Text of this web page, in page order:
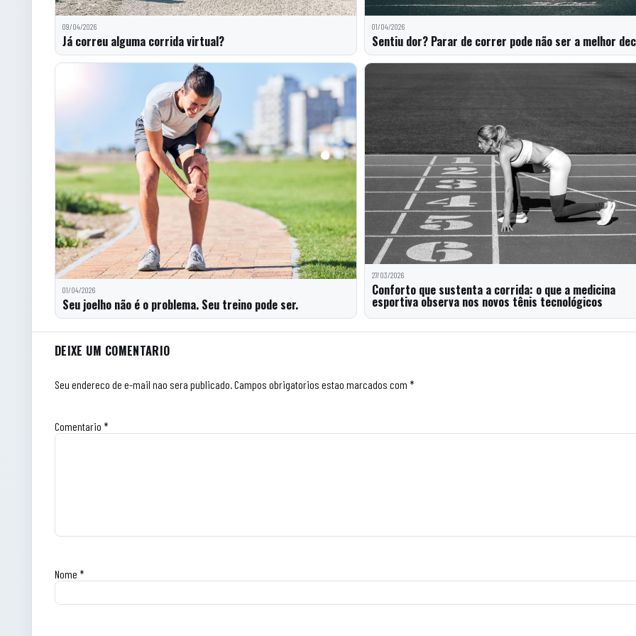
09/04/2026
Já correu alguma corrida virtual?
01/04/2026
Sentiu dor? Parar de correr pode não ser a melhor
01/04/2026
Seu joelho não é o problema. Seu treino pode ser.
27/03/2026
Conforto que sustenta a corrida: o que a medicina
esportiva observa nos novos tênis tecnológicos
Comentarios do artigo
DEIXE UM COMENTARIO
Seu endereco de e-mail nao sera publicado.Campos obrigatorios estao marcados com *
Comentario *
Nome *